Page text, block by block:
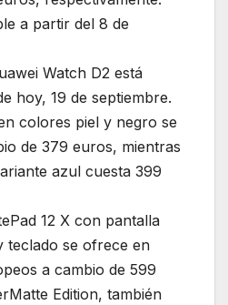
a partir del 8 de
Watch D2 está
hoy, 19 de septiembre.
colores piel y negro se
de 379 euros, mientras
azul cuesta 399
12 X con pantalla
teclado se ofrece en
a cambio de 599
Edition, también